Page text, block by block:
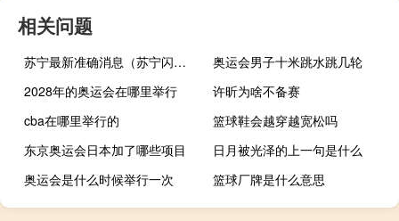
相关问题
苏宁最新准确消息（苏宁闪拍）
奥运会男子十米跳水跳几轮
2028年的奥运会在哪里举行
许昕为啥不备赛
cba在哪里举行的
篮球鞋会越穿越宽松吗
东京奥运会日本加了哪些项目
日月被光泽的上一句是什么
奥运会是什么时候举行一次
篮球厂牌是什么意思